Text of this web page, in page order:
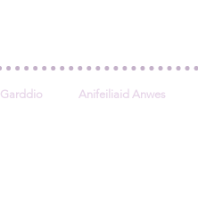
Garddio Anifeiliaid Anwes